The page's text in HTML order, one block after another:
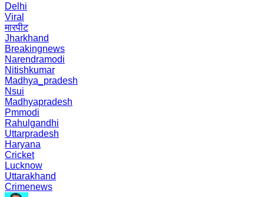
Delhi
Viral
मारपीट
Jharkhand
Breakingnews
Narendramodi
Nitishkumar
Madhya_pradesh
Nsui
Madhyapradesh
Pmmodi
Rahulgandhi
Uttarpradesh
Haryana
Cricket
Lucknow
Uttarakhand
Crimenews